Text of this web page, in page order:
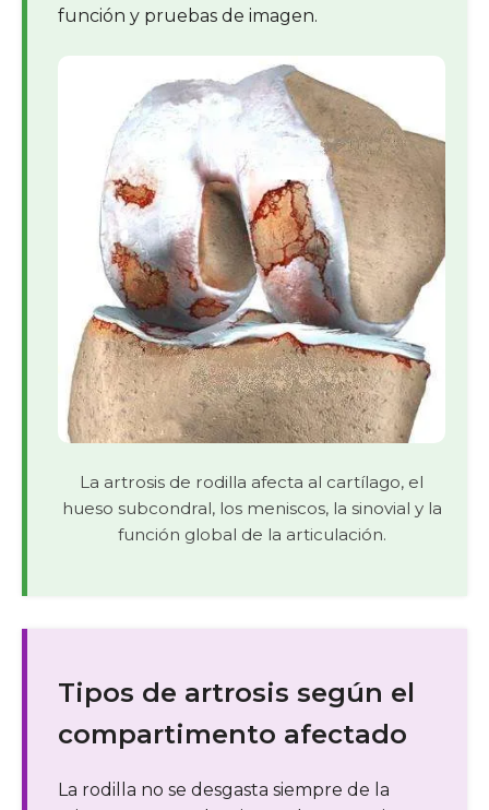
función y pruebas de imagen.
La artrosis de rodilla afecta al cartílago, el
hueso subcondral, los meniscos, la sinovial y la
función global de la articulación.
Tipos de artrosis según el
compartimento afectado
La rodilla no se desgasta siempre de la